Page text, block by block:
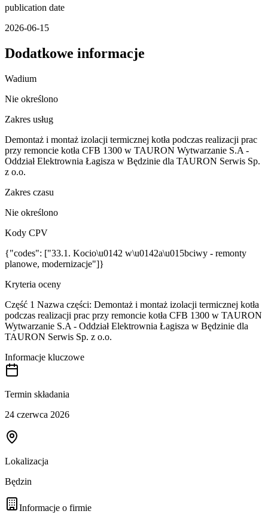
publication date
2026-06-15
Dodatkowe informacje
Wadium
Nie określono
Zakres usług
Demontaż i montaż izolacji termicznej kotła podczas realizacji prac
przy remoncie kotła CFB 1300 w TAURON Wytwarzanie S.A -
Oddział Elektrownia Łagisza w Będzinie dla TAURON Serwis Sp.
z o.o.
Zakres czasu
Nie określono
Kody CPV
{"codes": ["33.1. Kocio\u0142 w\u0142a\u015bciwy - remonty
planowe, modernizacje"]}
Kryteria oceny
Część 1 Nazwa części: Demontaż i montaż izolacji termicznej kotła
podczas realizacji prac przy remoncie kotła CFB 1300 w TAURON
Wytwarzanie S.A - Oddział Elektrownia Łagisza w Będzinie dla
TAURON Serwis Sp. z o.o.
Informacje kluczowe
Termin składania
24 czerwca 2026
Lokalizacja
Będzin
Informacje o firmie